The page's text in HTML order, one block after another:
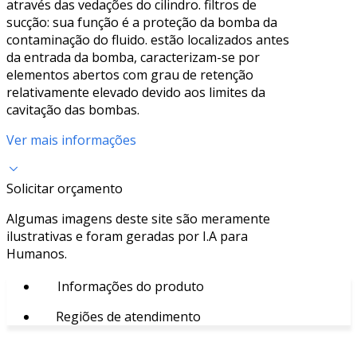
através das vedações do cilindro. filtros de
sucção: sua função é a proteção da bomba da
contaminação do fluido. estão localizados antes
da entrada da bomba, caracterizam-se por
elementos abertos com grau de retenção
relativamente elevado devido aos limites da
cavitação das bombas.
Ver mais informações
Solicitar orçamento
Algumas imagens deste site são meramente
ilustrativas e foram geradas por I.A para
Humanos.
Informações do produto
Regiões de atendimento